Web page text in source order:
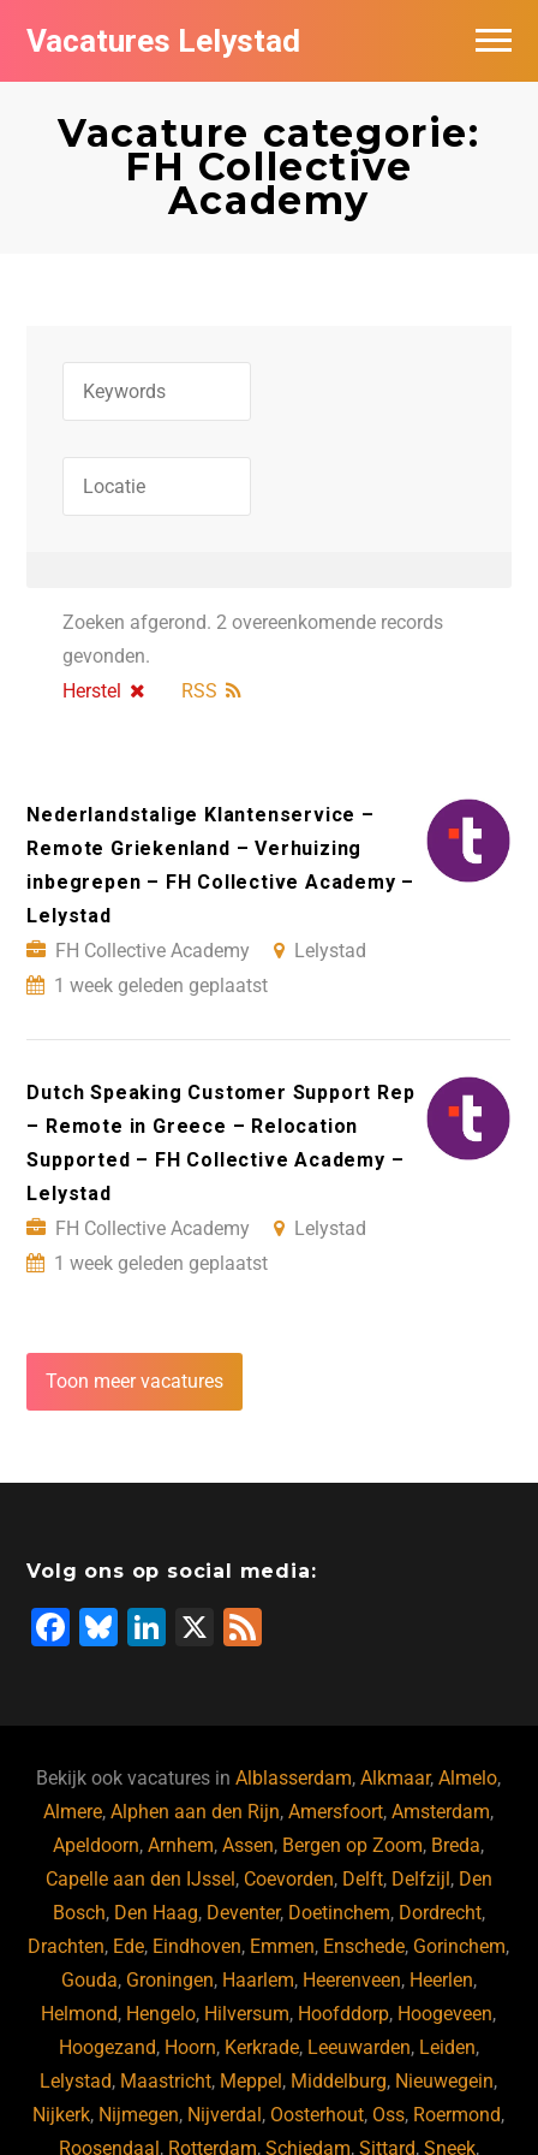
Vacatures Lelystad
Vacature categorie:
FH Collective
Academy
Zoeken afgerond. 2 overeenkomende records
gevonden.
Herstel
RSS
Nederlandstalige Klantenservice –
Remote Griekenland – Verhuizing
inbegrepen – FH Collective Academy –
Lelystad
FH Collective Academy
Lelystad
1 week geleden geplaatst
Dutch Speaking Customer Support Rep
– Remote in Greece – Relocation
Supported – FH Collective Academy –
Lelystad
FH Collective Academy
Lelystad
1 week geleden geplaatst
Toon meer vacatures
Volg ons op social media:
F
b
o
o
k
Bl
ky
Li
dI
n
X
Bekijk ook vacatures inAlblasserdam,Alkmaar,Almelo,
Almere,Alphen aan den Rijn,Amersfoort,Amsterdam,
Apeldoorn,Arnhem,Assen, Bergen op Zoom, Breda,
Capelle aan den IJssel , Coevorden, Delft, Delfzijl , Den
Bosch, Den Haag, Deventer, Doetinchem, Dordrecht,
Drachten, Ede, Eindhoven, Emmen, Enschede, Gorinchem,
Gouda, Groningen, Haarlem, Heerenveen, Heerlen,
Helmond, Hengelo, Hilversum, Hoofddorp, Hoogeveen,
Hoogezand, Hoorn, Kerkrade, Leeuwarden, Leiden,
Lelystad, Maastricht, Meppel , Middelburg, Nieuwegein,
Nijkerk, Nijmegen, Nijverdal , Oosterhout, Oss, Roermond,
Roosendaal , Rotterdam, Schiedam, Sittard, Sneek,
Vacatures per bedrijf in Lelystad
De populairste vacatures in Lelystad
Nieuwsbrief feed